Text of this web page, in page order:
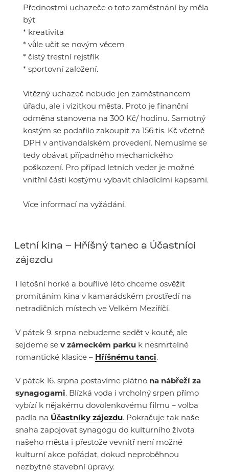
Přednostmi uchazeče o toto zaměstnání by měla
být
* kreativita
* vůle učit se novým věcem
* čistý trestní rejstřík
* sportovní založení.
Vítězný uchazeč nebude jen zaměstnancem
úřadu, ale i vizitkou města. Proto je finanční
odměna stanovena na 300 Kč/ hodinu. Samotný
kostým se podařilo zakoupit za 156 tis. Kč včetně
DPH v antivandalském provedení. Nemusíme se
tedy obávat případného mechanického
poškození. Pro případ letních veder je možné
vnitřní části kostýmu vybavit chladícími kapsami.
Více informací na vyžádání.
Letní kina – Hříšný tanec a Účastníci
zájezdu
I letošní horké a bouřlivé léto chceme osvěžit
promítáním kina v kamarádském prostředí na
netradičních místech ve Velkém Meziříčí.
V pátek 9. srpna nebudeme sedět v koutě, ale
sejdeme se v zámeckém parku k nesmrtelné
romantické klasice – Hříšnému tanci.
V pátek 16. srpna postavíme plátno na nábřeží za
synagogami. Blízká voda i vrcholný srpen přímo
vybízí k nějakému dovolenkovému filmu – volba
padla na Účastníky zájezdu. Pokračuje tak naše
snaha zapojovat synagogu do kulturního života
našeho města i přestože vevnitř není možné
kulturní akce pořádat, dokud neproběhnou
nezbytné stavební úpravy.